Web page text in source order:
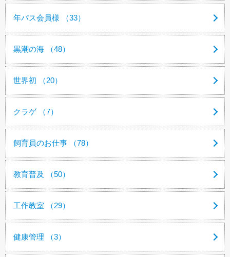
年パス会員様 （33）
黒潮の海 （48）
世界初 （20）
クラゲ （7）
飼育員のお仕事 （78）
教育普及 （50）
工作教室 （29）
健康管理 （3）